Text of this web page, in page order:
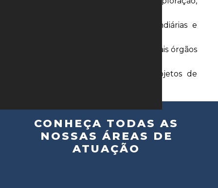
Suporte jurídico em questões fundiárias e
Representação junto à ANM e demais órgãos
Gestão de riscos jurídicos em projetos de
CONHEÇA TODAS AS
NOSSAS ÁREAS DE
ATUAÇÃO